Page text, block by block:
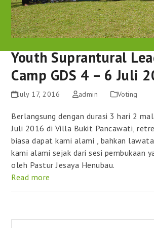
Youth Suprantural
Camp GDS 4 – 6 Juli
July 17, 2016 admin Voting
Berlangsung dengan durasi 3 hari 2
Juli 2016 di Villa Bukit Pancawati,
biasa dapat kami alami , bahkan
kami alami sejak dari sesi pembukaan
oleh Pastur Jesaya Henubau.
Read more